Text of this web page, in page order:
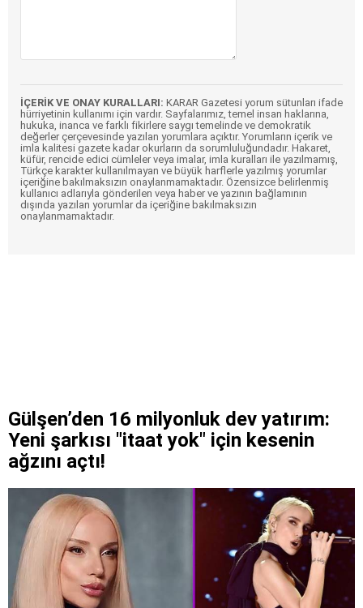
İÇERİK VE ONAY KURALLARI: KARAR Gazetesi yorum sütunları ifade
hürriyetinin kullanımı için vardır. Sayfalarımız, temel insan haklarına,
hukuka, inanca ve farklı fikirlere saygı temelinde ve demokratik
değerler çerçevesinde yazılan yorumlara açıktır. Yorumların içerik ve
imla kalitesi gazete kadar okurların da sorumluluğundadır. Hakaret,
küfür, rencide edici cümleler veya imalar, imla kuralları ile yazılmamış,
Türkçe karakter kullanılmayan ve büyük harflerle yazılmış yorumlar
içeriğine bakılmaksızın onaylanmamaktadır. Özensizce belirlenmiş
kullanıcı adlarıyla gönderilen veya haber ve yazının bağlamının
dışında yazılan yorumlar da içeriğine bakılmaksızın
onaylanmamaktadır.
Gülşen’den 16 milyonluk dev yatırım:
Yeni şarkısı "itaat yok" için kesenin
ağzını açtı!